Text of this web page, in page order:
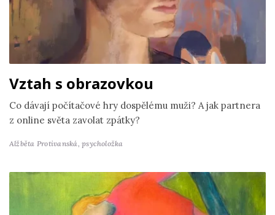
Vztah s obrazovkou
Co dávají počítačové hry dospělému muži? A jak partnera
z online světa zavolat zpátky?
Alžběta Protivanská,psycholožka